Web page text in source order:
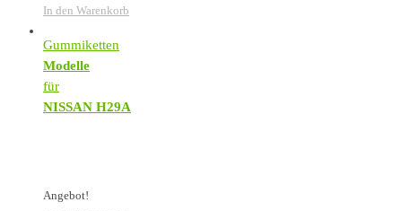
In den Warenkorb
Gummiketten
Modelle
für
NISSAN H29A
Angebot!